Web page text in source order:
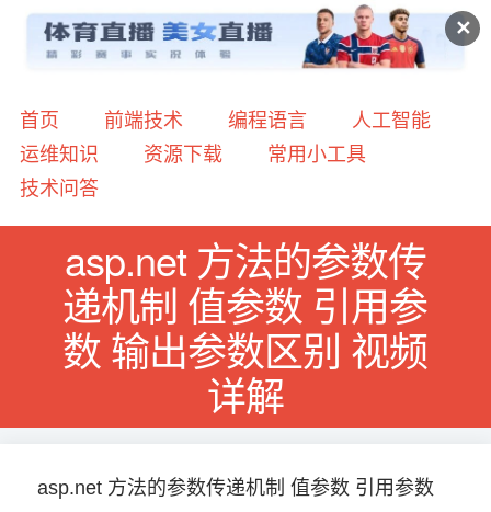
✕
首页 前端技术 编程语言
人工智能
运维知识
资源下载
常用小工具
技术问答
asp.net 方法的参数传
递机制 值参数 引用参
数 输出参数区别 视频
详解
asp.net 方法的参数传递机制 值参数 引用参数